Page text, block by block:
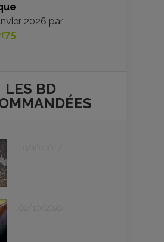
2026 par
LES BD
18/10/2017